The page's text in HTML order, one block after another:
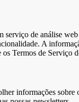
de análise
A
Termos de
informações